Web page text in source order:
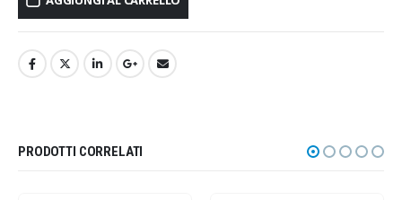
PRODOTTI CORRELATI